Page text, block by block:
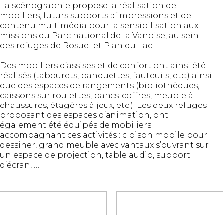
La scénographie propose la réalisation de
mobiliers, futurs supports d’impressions et de
contenu multimédia pour la sensibilisation aux
missions du Parc national de la Vanoise, au sein
des refuges de Rosuel et Plan du Lac.
Des mobiliers d’assises et de confort ont ainsi été
réalisés (tabourets, banquettes, fauteuils, etc.) ainsi
que des espaces de rangements (bibliothèques,
caissons sur roulettes, bancs-coffres, meuble à
chaussures, étagères à jeux, etc.). Les deux refuges
proposant des espaces d’animation, ont
également été équipés de mobiliers
accompagnant ces activités : cloison mobile pour
dessiner, grand meuble avec vantaux s’ouvrant sur
un espace de projection, table audio, support
d’écran, …